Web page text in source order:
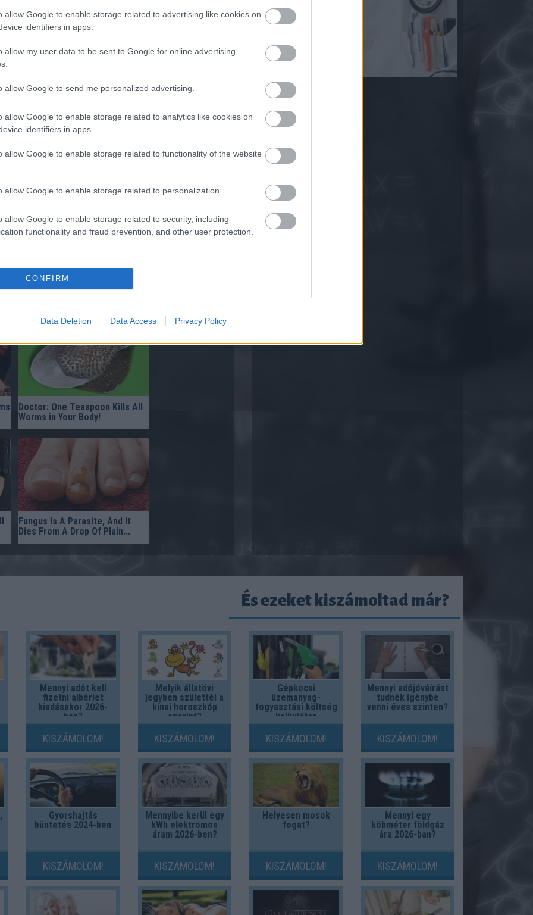
allow Google to enable storage related to advertising like cookies on
identifiers in apps.
allow my user data to be sent to Google for online advertising
allow Google to send me personalized advertising.
allow Google to enable storage related to analytics like cookies on
identifiers in apps.
allow Google to enable storage related to functionality of the website
allow Google to enable storage related to personalization.
allow Google to enable storage related to security, including
functionality and fraud prevention, and other user protection.
CONFIRM
Data Deletion Data Access Privacy Policy
amely emlékeztet bennünket arra,
van egy sportosabb, erősebb kivitel.
elnyerte a „2025-ös év új autója”
a márka olyan modelljei nyerték
vagy a 147.
sem bizonyítja jobban, mint hogy a
eredményeket ért el. Az új
a kocsi népszerűsége
olasz szellemiségét, sportosságát és
5 Parasite-Causing Foods You
Should Stop Eating Right Now
Doctor: One Teaspoon Kills All
Worms in Your Body!
Fungus Is A Parasite, And It
Dies From A Drop Of Plain...
És ezeket kiszámoltad már?
Mennyi adót kell
fizetni albérlet
kiadásakor 2026-
ban?
KISZÁMOLOM!
Melyik állatövi
jegyben születtél a
kínai horoszkóp
szerint?
KISZÁMOLOM!
Gépkocsi
üzemanyag-
fogyasztási költség
kalkulátor
KISZÁMOLOM!
Mennyi adójóváírást
tudnék igénybe
venni éves szinten?
KISZÁMOLOM!
Gyorshajtás
büntetés 2024-ben
KISZÁMOLOM!
Mennyibe kerül egy
kWh elektromos
áram 2026-ben?
KISZÁMOLOM!
Helyesen mosok
fogat?
KISZÁMOLOM!
Mennyi egy
köbméter földgáz
ára 2026-ban?
KISZÁMOLOM!